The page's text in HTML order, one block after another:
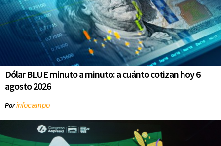
Dólar BLUE minuto a minuto: a cuánto cotizan hoy 6
agosto 2026
Porinfocampo